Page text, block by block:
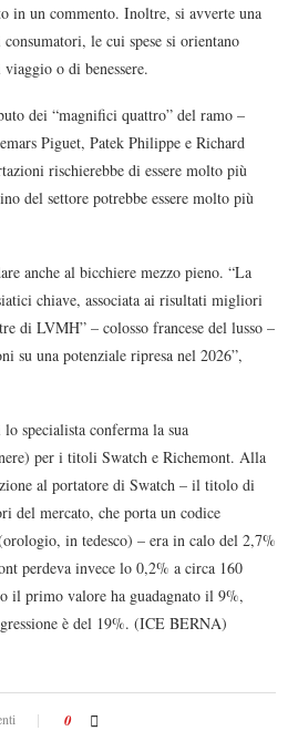
in un commento. Inoltre, si avverte una
consumatori, le cui spese si orientano
o di benessere.
dei “magnifici quattro” del ramo –
Piguet, Patek Philippe e Richard
rischierebbe di essere molto più
del settore potrebbe essere molto più
anche al bicchiere mezzo pieno. “La
chiave, associata ai risultati migliori
di LVMH” – colosso francese del lusso –
su una potenziale ripresa nel 2026”,
specialista conferma la sua
per i titoli Swatch e Richemont. Alla
al portatore di Swatch – il titolo di
del mercato, che porta un codice
in tedesco) – era in calo del 2,7%
perdeva invece lo 0,2% a circa 160
il primo valore ha guadagnato il 9%,
è del 19%. (ICE BERNA)
0